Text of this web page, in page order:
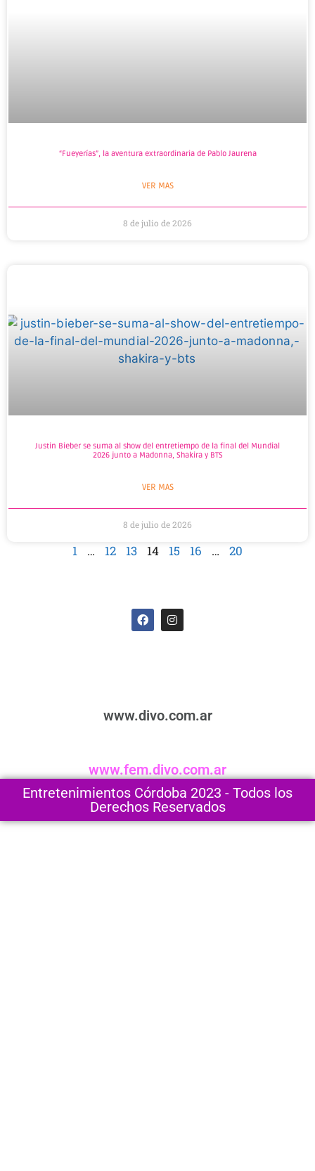
“Fueyerías”, la aventura extraordinaria de Pablo Jaurena
VER MAS
8 de julio de 2026
Justin Bieber se suma al show del entretiempo de la final del Mundial
2026 junto a Madonna, Shakira y BTS
VER MAS
8 de julio de 2026
1 … 12 13 14 15 16 … 20
www.divo.com.ar
www.fem.divo.com.ar
Entretenimientos Córdoba 2023 - Todos los
Derechos Reservados